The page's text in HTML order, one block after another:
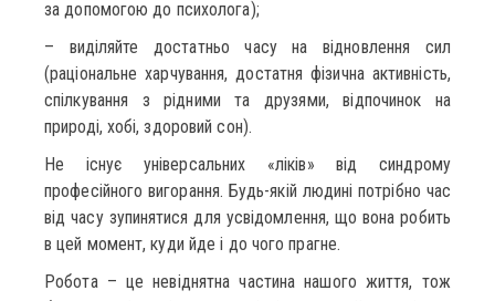
за допомогою до психолога);
– виділяйте достатньо часу на відновлення сил
(раціональне харчування, достатня фізична активність,
спілкування з рідними та друзями, відпочинок на
природі, хобі, здоровий сон).
Не існує універсальних «ліків» від синдрому
професійного вигорання. Будь-якій людині потрібно час
від часу зупинятися для усвідомлення, що вона робить
в цей момент, куди йде і до чого прагне.
Робота – це невіднятна частина нашого життя, тож